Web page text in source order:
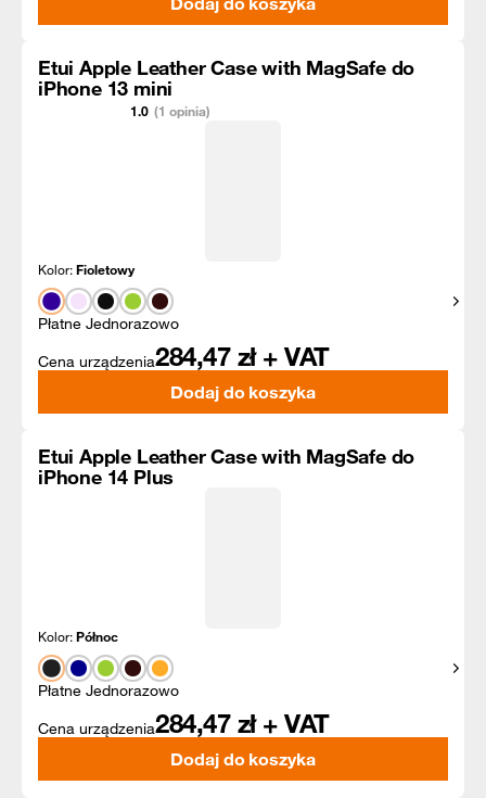
Etui Apple Leather Case with MagSafe do
iPhone 13 mini
1.0 (1 opinia)
Kolor:Fioletowy
Płatne Jednorazowo
Cena urządzenia284,47 zł + VAT
Dodaj do koszyka
Etui Apple Leather Case with MagSafe do
iPhone 14 Plus
Kolor:Północ
Płatne Jednorazowo
Cena urządzenia284,47 zł + VAT
Dodaj do koszyka